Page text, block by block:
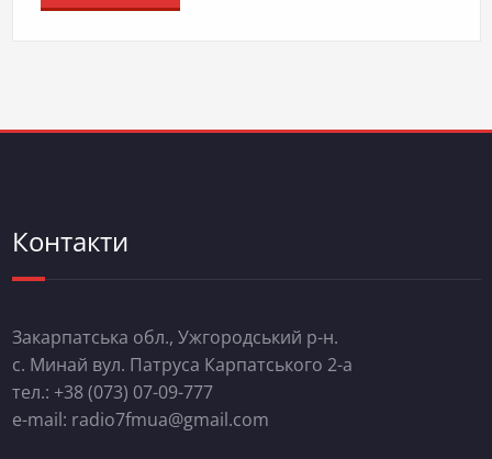
Контакти
Закарпатська обл., Ужгородський р-н.
с. Минай вул. Патруса Карпатського 2-а
тел.: +38 (073) 07-09-777
e-mail: radio7fmua@gmail.com